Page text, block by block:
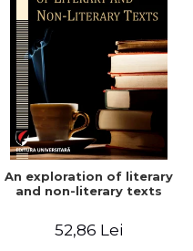
An exploration of literary
and non-literary texts
52,86 Lei